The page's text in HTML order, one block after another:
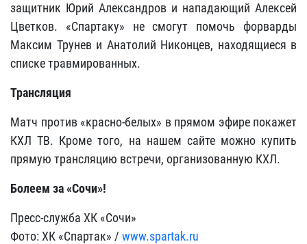
защитник Юрий Александров и нападающий Алексей
Цветков. «Спартаку» не смогут помочь форварды
Максим Трунев и Анатолий Никонцев, находящиеся в
списке травмированных.
Трансляция
Матч против «красно-белых» в прямом эфире покажет
КХЛ ТВ. Кроме того, на нашем сайте можно купить
прямую трансляцию встречи, организованную КХЛ.
Болеем за «Сочи»!
Пресс-служба ХК «Сочи»
Фото: ХК «Спартак» / www.spartak.ru